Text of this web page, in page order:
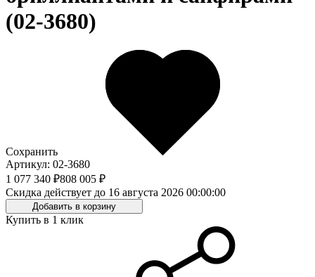
(02-3680)
Сохранить
Артикул: 02-3680
1 077 340 ₽808 005 ₽
Скидка действует до 16 августа 2026 00:00:00
Добавить в корзину
Купить в 1 клик